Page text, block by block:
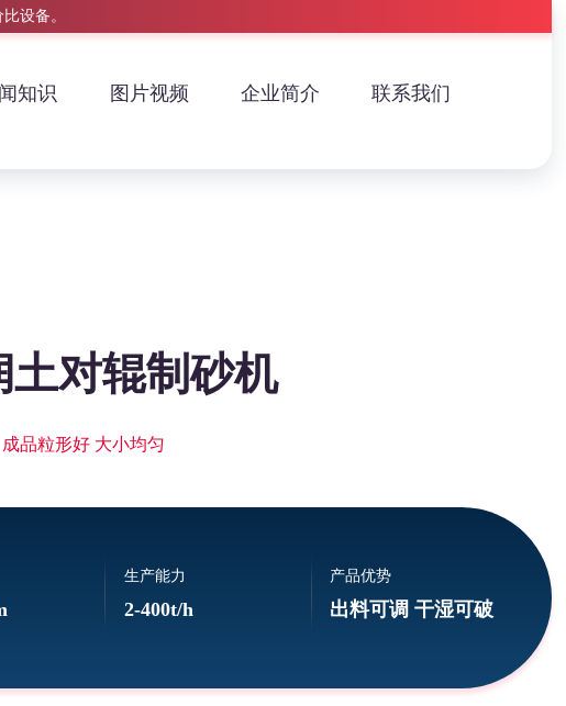
设备。
知识 图片视频 企业简介 联系我们
土对辊制砂机
成品粒形好 大小均匀
生产能力
2-400t/h
产品优势
出料可调 干湿可破